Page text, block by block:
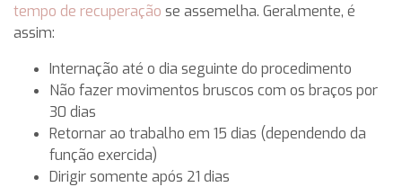
tempo de recuperação se assemelha. Geralmente, é
assim:
Internação até o dia seguinte do procedimento
Não fazer movimentos bruscos com os braços por
30 dias
Retornar ao trabalho em 15 dias (dependendo da
função exercida)
Dirigir somente após 21 dias